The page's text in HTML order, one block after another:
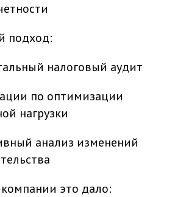
подход:
налоговый аудит
по оптимизации
нагрузки
анализ изменений
это дало: